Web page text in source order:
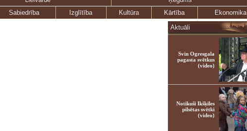
Sabiedrība Izglītība Kultūra Kārtība Ekonomika
Aktuāli
Svin Ogresgala
pagasta svētkus
(video)
Notikuši Ikšķiles
pilsētas svētki
(video)